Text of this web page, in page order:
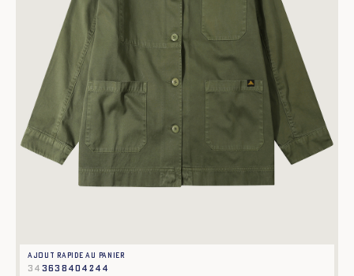
Ajout rapide au panier
34 3638 40 42 44